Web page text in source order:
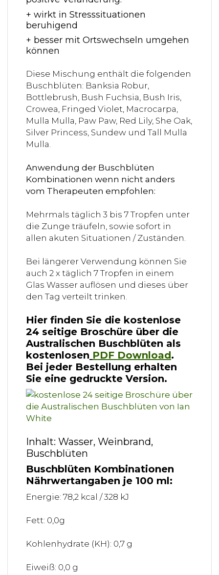
+ wirkt in Stresssituationen
beruhigend
+ besser mit Ortswechseln umgehen
können
Diese Mischung enthält die folgenden
Buschblüten: Banksia Robur,
Bottlebrush, Bush Fuchsia, Bush Iris,
Crowea, Fringed Violet, Macrocarpa,
Mulla Mulla, Paw Paw, Red Lily, She Oak,
Silver Princess, Sundew und Tall Mulla
Mulla.
Anwendung der Buschblüten
Kombinationen wenn nicht anders
vom Therapeuten empfohlen:
Mehrmals täglich 3 bis 7 Tropfen unter
die Zunge träufeln, sowie sofort in
allen akuten Situationen / Zuständen.
Bei längerer Verwendung können Sie
auch 2 x täglich 7 Tropfen in einem
Glas Wasser auflösen und dieses über
den Tag verteilt trinken.
Hier finden Sie die kostenlose
24 seitige Broschüre über die
Australischen Buschblüten als
kostenlosen PDF Download.
Bei jeder Bestellung erhalten
Sie eine gedruckte Version.
Inhalt: Wasser, Weinbrand,
Buschblüten
Buschblüten Kombinationen
Nährwertangaben je 100 ml:
Energie: 78,2 kcal / 328 kJ
Fett: 0,0g
Kohlenhydrate (KH): 0,7 g
Eiweiß: 0,0 g